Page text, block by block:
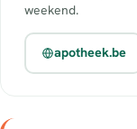
weekend.
apotheek.be